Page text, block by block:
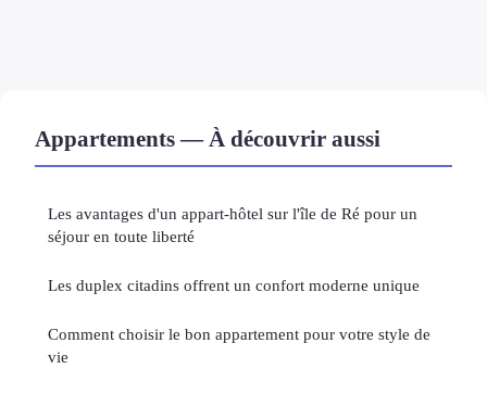
Appartements — À découvrir aussi
Les avantages d'un appart-hôtel sur l'île de Ré pour un
séjour en toute liberté
Les duplex citadins offrent un confort moderne unique
Comment choisir le bon appartement pour votre style de
vie